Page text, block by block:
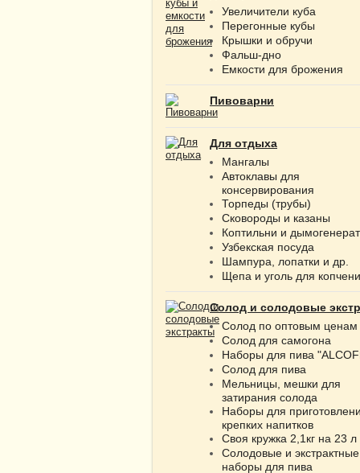
Увеличители куба
Перегонные кубы
Крышки и обручи
Фальш-дно
Емкости для брожения
Пивоварни
Для отдыха
Мангалы
Автоклавы для
консервирования
Торпеды (трубы)
Сковороды и казаны
Коптильни и
Узбекская посуда
Шампура, лопатки и др.
Щепа и уголь для
Солод и солодовые
Солод по оптовым ценам
Солод для самогона
Наборы для пива
Солод для пива
Мельницы, мешки для
затирания солода
Наборы для
крепких напитков
Своя кружка 2,1кг на 23 л
Солодовые и экстрактные
наборы для пива